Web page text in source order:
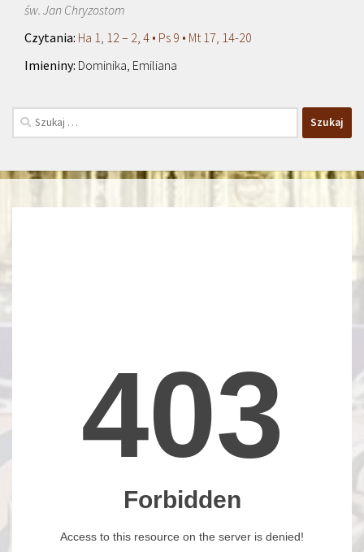
św. Jan Chryzostom
Ha 1, 12 – 2, 4 • Ps 9 • Mt 17, 14-20
Dominika, Emiliana
Szukaj: